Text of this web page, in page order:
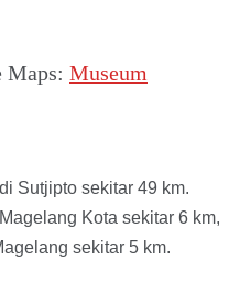
Maps: Museum
Sutjipto sekitar 49 km.
Kota sekitar 6 km,
sekitar 5 km.